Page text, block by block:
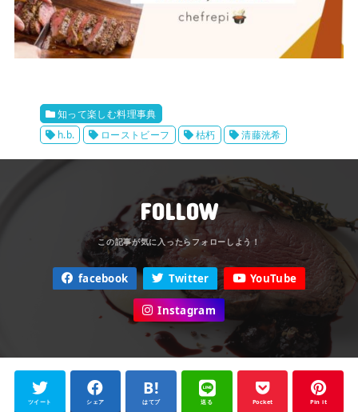
知って楽しむ料理事典
h.b.
ローストビーフ 枯朽 清藤洸希
FOLLOW
facebook Twitter YouTube
Instagram
ツイート シェア はてブ 送る Pocket Pin it